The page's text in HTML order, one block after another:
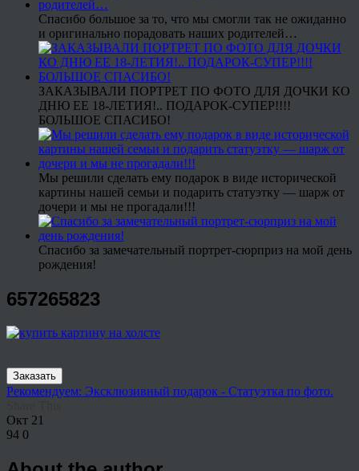
Спасибо большое за то, что мы смогли так не ожиданно
и оригинально порадовать наших родителей…
ЗАКАЗЫВАЛИ ПОРТРЕТ ПО ФОТО ДЛЯ ДОЧКИ КО
ДНЮ ЕЕ 18-ЛЕТИЯ!.. ПОДАРОК-СУПЕР!!!!
БОЛЬШОЕ СПАСИБО!
Мы решили сделать ему подарок в виде исторической
картины нашей семьи и подарить статуэтку — шарж от
дочери и мы не прогадали!!!
Спасибо за замечательный портрет-сюрприз на мой день
рождения!
657265823
Заказать
Рекомендуем: Эксклюзивный подарок - Статуэтка по фото.
Окт 21
94 0